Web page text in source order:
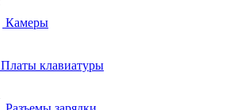
Камеры
Платы клавиатуры